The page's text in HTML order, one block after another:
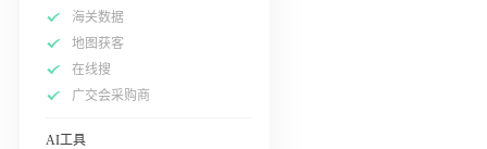
海关数据
地图获客
在线搜
广交会采购商
AI工具